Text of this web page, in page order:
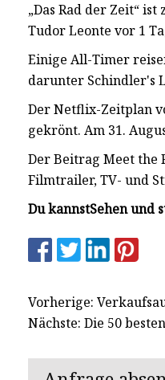
„Das Rad der Zeit“
Tudor Leonte vor 1
Einige All-Timer
darunter Schindler's
Der Netflix-Zeitplan
gekrönt. Am 31.
Der Beitrag Meet the
Filmtrailer, TV- und
Du kannstSehen und
Vorherige:
Nächste: Die 50